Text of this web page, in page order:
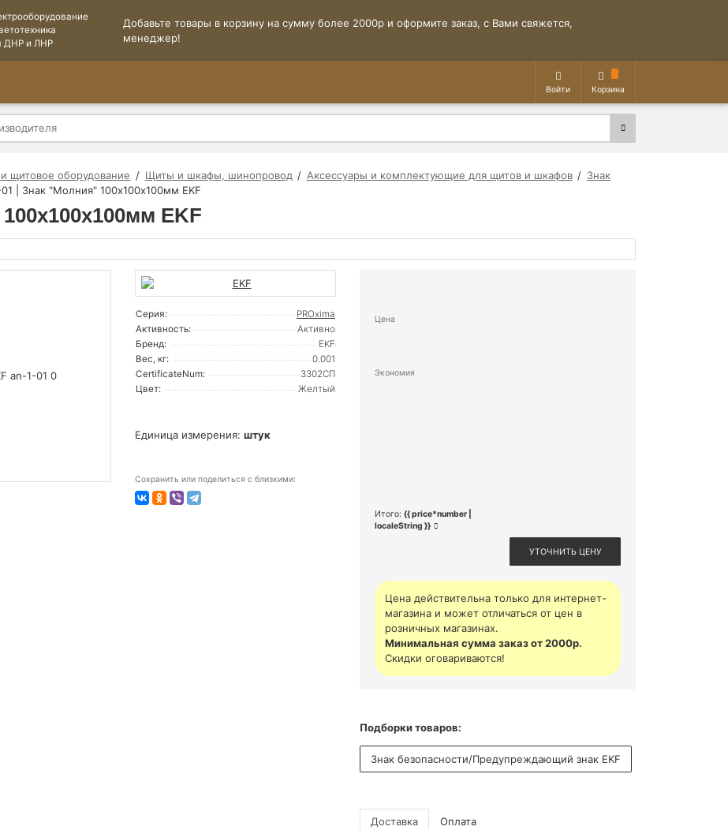
ДНР и ЛНР
Добавьте товары в корзину на сумму более 2000р и оформите заказ, с Вами свяжется,
менеджер!
Войти Корзина
щитовое оборудование Щиты и шкафы, шинопровод Аксессуары и комплектующие для щитов и шкафов
Знак
| Знак "Молния" 100х100х100мм EKF
EKF
Серия:
PROxima
Активность:
Активно
Бренд:
EKF
Вес, кг:
0.001
CertificateNum:
3302СП
Цвет:
Желтый
Единица измерения: штук
Сохранить или поделиться с близкими:
Цена
Экономия
Итого: {{ price*number |
localeString }}
УТОЧНИТЬ ЦЕНУ
Цена действительна только для интернет-
магазина и может отличаться от цен в
розничных магазинах.
Минимальная сумма заказ от 2000р.
Скидки оговариваются!
Подборки товаров:
Знак безопасности/Предупреждающий знак EKF
Доставка Оплата